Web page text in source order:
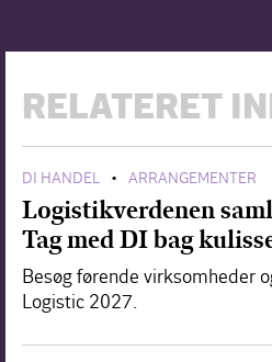
RELATERET
DI HANDEL • ARRANGEMENTER
Logistikverdenen
Tag med DI bag
Besøg førende virksomheder
Logistic 2027.